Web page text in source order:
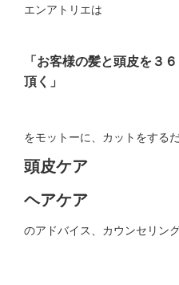
エンアトリエは
「お客様の髪と頭皮を３
頂く」
をモットーに、カットをするだ
頭皮ケア
ヘアケア
のアドバイス、カウンセリン